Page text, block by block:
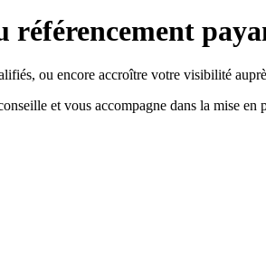
référencement
ou encore accroître votre visibilité
et vous accompagne dans la mise en